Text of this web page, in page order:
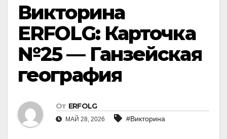
Викторина
ERFOLG: Карточка
№25 — Ганзейская
география
От ERFOLG
МАЙ 28, 2026 #Викторина